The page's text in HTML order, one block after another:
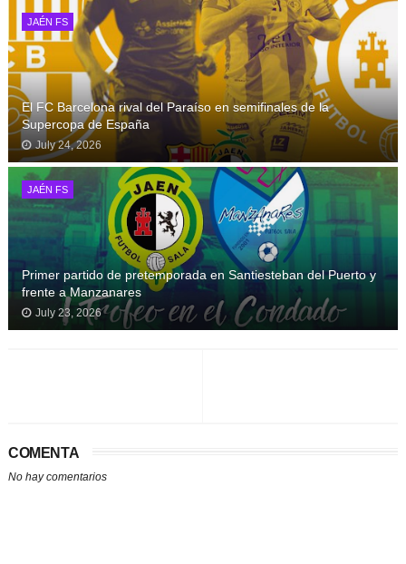
JAÉN FS
El FC Barcelona rival del Paraíso en semifinales de la
Supercopa de España
July 24, 2026
JAÉN FS
Primer partido de pretemporada en Santiesteban del Puerto y
frente a Manzanares
July 23, 2026
COMENTA
No hay comentarios